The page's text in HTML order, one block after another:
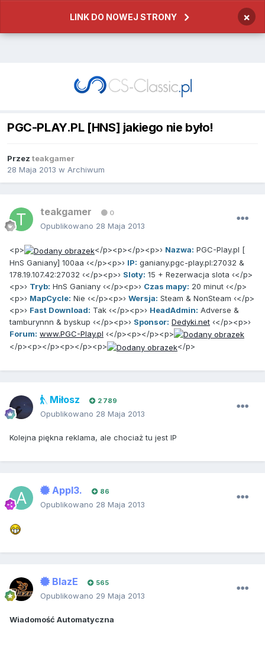
LINK DO NOWEJ STRONY ×
PGC-PLAY.PL [HNS] jakiego nie było!
Przez teakgamer
28 Maja 2013 w Archiwum
teakgamer 0
Opublikowano 28 Maja 2013
<p> </p><p></p><p>› Nazwa: PGC-Play.pl [
HnS Ganiany] 100aa ‹</p><p>› IP: ganiany.pgc-play.pl:27032 &
178.19.107.42:27032 ‹</p><p>› Sloty: 15 + Rezerwacja slota ‹</p>
<p>› Tryb: HnS Ganiany ‹</p><p>› Czas mapy: 20 minut ‹</p>
<p>› MapCycle: Nie ‹</p><p>› Wersja: Steam & NonSteam ‹</p>
<p>› Fast Download: Tak ‹</p><p>› HeadAdmin: Adverse &
tamburynnn & byskup ‹</p><p>› Sponsor: Dedyki.net ‹</p><p>›
Forum: www.PGC-Play.pl ‹</p><p></p><p>
</p><p></p><p></p><p>
</p>
Miłosz 2 789
Opublikowano 28 Maja 2013
Kolejna piękna reklama, ale chociaż tu jest IP
Appl3. 86
Opublikowano 28 Maja 2013
BlazE 565
Opublikowano 29 Maja 2013
Wiadomość Automatyczna